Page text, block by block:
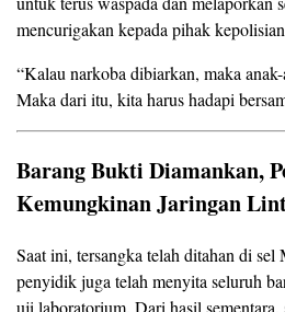
mencurigakan kepada pihak
“Kalau narkoba dibiarkan, maka
Maka dari itu, kita harus hadapi
Barang Bukti Diamankan,
Kemungkinan Jaringan
Saat ini, tersangka telah ditahan di
penyidik juga telah menyita seluruh